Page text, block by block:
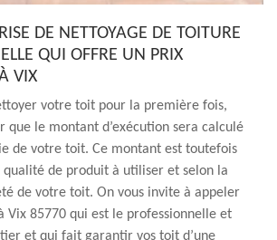
DE NETTOYAGE DE TOITURE
QUI OFFRE UN PRIX
VIX
votre toit pour la première fois,
que le montant d’exécution sera calculé
de votre toit. Ce montant est toutefois
de produit à utiliser et selon la
de votre toit. On vous invite à appeler
Vix 85770 qui est le professionnelle et
et qui fait garantir vos toit d’une